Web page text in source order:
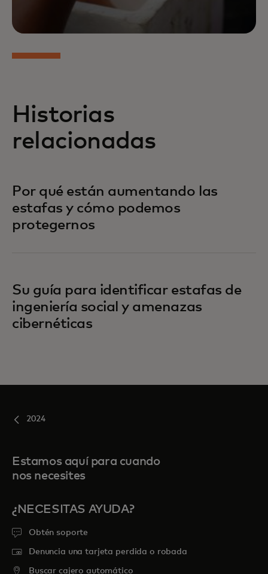
Historias
relacionadas
Por qué están aumentando las
estafas y cómo podemos
protegernos
Su guía para identificar estafas de
ingeniería social y amenazas
cibernéticas
2024
Estamos aquí para cuando
nos necesites
¿NECESITAS AYUDA?
Obtén soporte
Denuncia una tarjeta perdida o robada
Buscar cajero automático